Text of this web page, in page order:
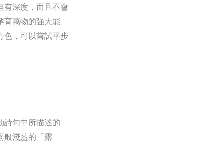
有深度，而且不會
育萬物的強大能
色，可以嘗試平步
詩句中所描述的
般淺藍的「露